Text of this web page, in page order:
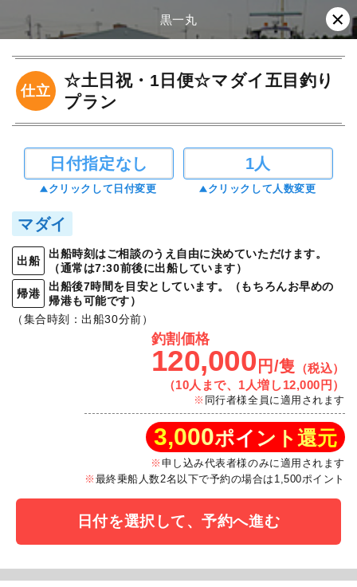
黒一丸
仕立
☆土日祝・1日便☆マダイ五目釣り
プラン
日付指定なし
クリックして日付変更
1人
クリックして人数変更
マダイ
出船
出船時刻はご相談のうえ自由に決めていただけます。
（通常は7:30前後に出船しています）
帰港
出船後7時間を目安としています。（もちろんお早めの
帰港も可能です）
（集合時刻：出船30分前）
釣割価格
120,000 円/隻
（税込）
（10人まで、1人増し12,000円）
同行者様全員に適用されます
3,000ポイント還元
申し込み代表者様のみに適用されます
最終乗船人数2名以下で予約の場合は1,500ポイント
日付を選択して、予約へ進む